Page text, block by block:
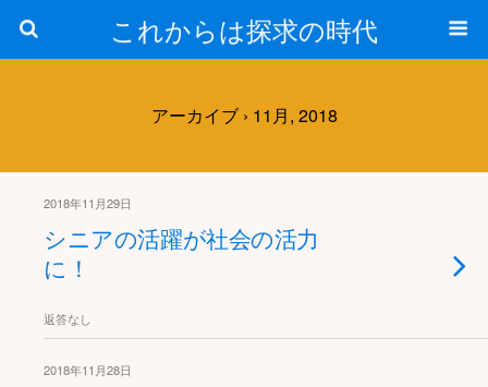
これからは探求の時代
アーカイブ › 11月, 2018
2018年11月29日
シニアの活躍が社会の活力
に！
返答なし
2018年11月28日